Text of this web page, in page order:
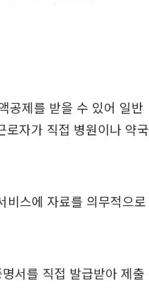
공제를 받을 수 있어 일반
자가 직접 병원이나 약국
비스에 자료를 의무적으로
서를 직접 발급받아 제출